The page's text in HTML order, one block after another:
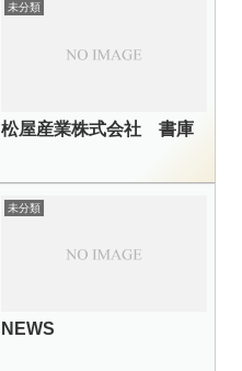
未分類
松屋産業株式会社 書庫
未分類
NEWS